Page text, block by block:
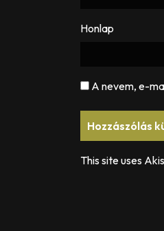
Honlap
A nevem, e-
This site uses